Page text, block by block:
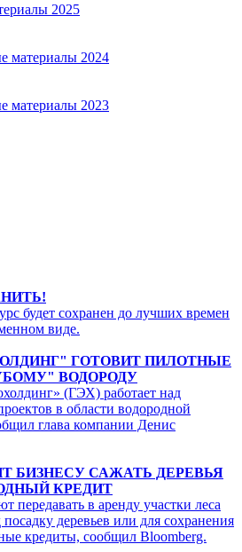
2025
материалы 2024
материалы 2023
будет сохранен до лучших времен
виде.
ГОТОВИТ ПИЛОТНЫЕ
ВОДОРОДУ
(ГЭХ) работает над
в области водородной
глава компании Денис
БИЗНЕСУ САЖАТЬ ДЕРЕВЬЯ
КРЕДИТ
передавать в аренду участки леса
деревьев или для сохранения
кредиты, сообщил Bloomberg.